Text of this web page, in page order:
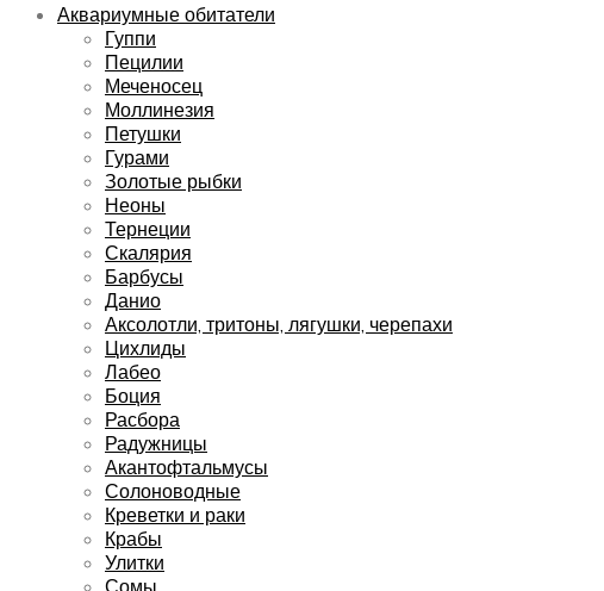
Аквариумные обитатели
Гуппи
Пецилии
Меченосец
Моллинезия
Петушки
Гурами
Золотые рыбки
Неоны
Тернеции
Скалярия
Барбусы
Данио
Аксолотли, тритоны, лягушки, черепахи
Цихлиды
Лабео
Боция
Расбора
Радужницы
Акантофтальмусы
Солоноводные
Креветки и раки
Крабы
Улитки
Сомы